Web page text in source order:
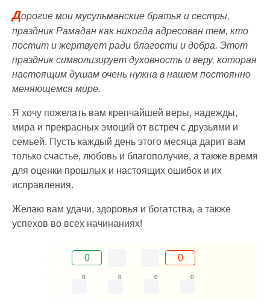
Дорогие мои мусульманские братья и сестры,
праздник Рамадан как никогда адресован тем, кто
постит и жертвует ради благости и добра. Этот
праздник символизирует духовность и веру, которая
настоящим душам очень нужна в нашем постоянно
меняющемся мире.
Я хочу пожелать вам крепчайшей веры, надежды,
мира и прекрасных эмоций от встреч с друзьями и
семьей. Пусть каждый день этого месяца дарит вам
только счастье, любовь и благополучие, а также время
для оценки прошлых и настоящих ошибок и их
исправления.
Желаю вам удачи, здоровья и богатства, а также
успехов во всех начинаниях!
0 0
0 0 0 0